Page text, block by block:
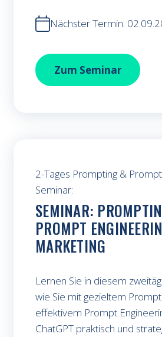
Nächster Termin:
Zum Bilder und
Seminar
2-Tages Prompting &
Seminar:
SEMINAR:
PROMPT
MARKETING
Lernen Sie in diesem
wie Sie mit gezieltem
effektivem Prompt
ChatGPT praktisch und